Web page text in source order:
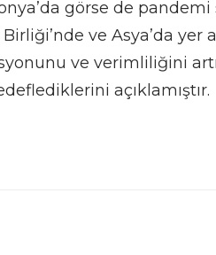
görse de
ve Asya’da yer
ve verimliliğini
açıklamıştır.